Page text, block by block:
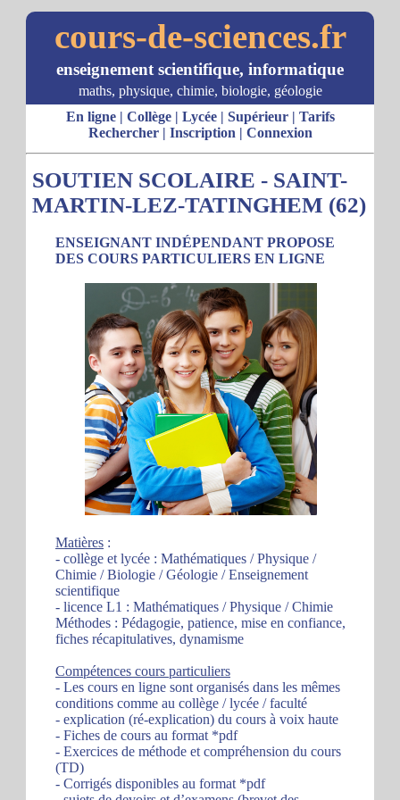
cours-de-sciences.fr
enseignement scientifique, informatique
maths, physique, chimie, biologie, géologie
En ligne| Collège| Lycée| Supérieur| Tarifs
Rechercher| Inscription | Connexion
SOUTIEN SCOLAIRE - SAINT-
MARTIN-LEZ-TATINGHEM (62)
ENSEIGNANT INDÉPENDANT PROPOSE
DES COURS PARTICULIERS EN LIGNE
Matières :
- collège et lycée : Mathématiques / Physique /
Chimie / Biologie / Géologie / Enseignement
scientifique
- licence L1 : Mathématiques / Physique / Chimie
Méthodes : Pédagogie, patience, mise en confiance,
fiches récapitulatives, dynamisme
Compétences cours particuliers
- Les cours en ligne sont organisés dans les mêmes
conditions comme au collège / lycée / faculté
- explication (ré-explication) du cours à voix haute
- Fiches de cours au format *pdf
- Exercices de méthode et compréhension du cours
(TD)
- Corrigés disponibles au format *pdf